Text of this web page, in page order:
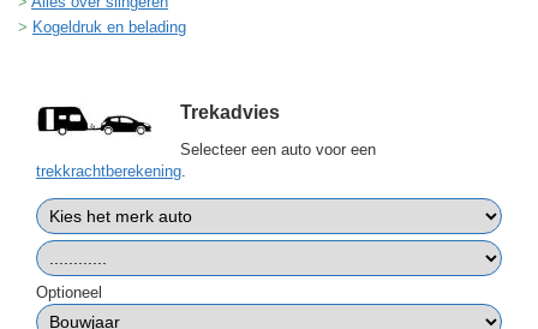
Kogeldruk en belading
Trekadvies
Selecteer een auto voor een
trekkrachtberekening
Optioneel